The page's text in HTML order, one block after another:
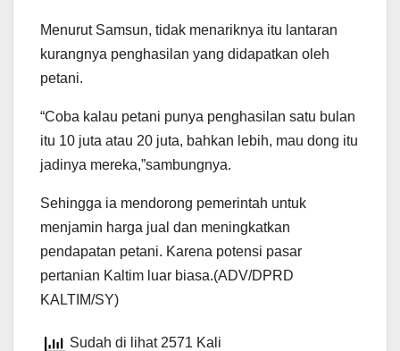
Menurut Samsun, tidak menariknya itu lantaran
kurangnya penghasilan yang didapatkan oleh
petani.
“Coba kalau petani punya penghasilan satu bulan
itu 10 juta atau 20 juta, bahkan lebih, mau dong itu
jadinya mereka,”sambungnya.
Sehingga ia mendorong pemerintah untuk
menjamin harga jual dan meningkatkan
pendapatan petani. Karena potensi pasar
pertanian Kaltim luar biasa.(ADV/DPRD
KALTIM/SY)
Sudah di lihat 2571 Kali